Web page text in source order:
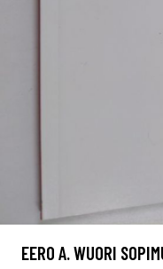
EERO A. WUORI